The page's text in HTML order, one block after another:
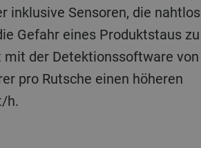
inklusive Sensoren, die nahtlos
Gefahr eines Produktstaus zu
der Detektionssoftware von
pro Rutsche einen höheren
h.